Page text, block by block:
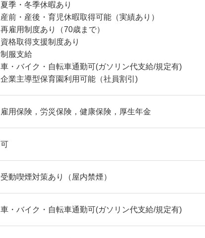
夏季・冬季休暇あり
産前・産後・育児休暇取得可能（実績あり）
再雇用制度あり（70歳まで）
資格取得支援制度あり
制服支給
車・バイク・自転車通勤可(ガソリン代支給/規定有)
企業主導型保育園利用可能（社員割引)
雇用保険，労災保険，健康保険，厚生年金
可
受動喫煙対策あり（屋内禁煙）
車・バイク・自転車通勤可(ガソリン代支給/規定有)